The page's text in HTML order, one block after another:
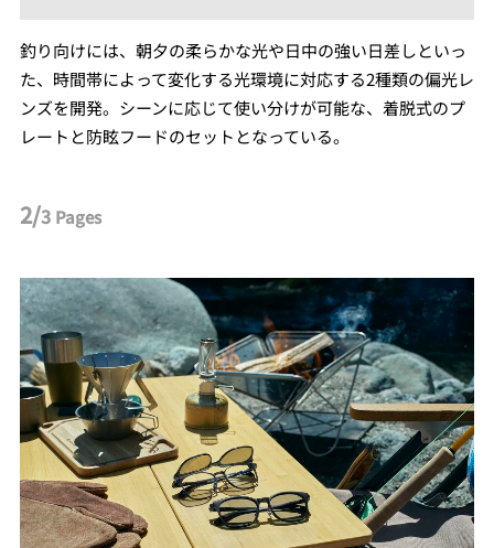
釣り向けには、朝⼣の柔らかな光や⽇中の強い⽇差しといっ
た、時間帯によって変化する光環境に対応する2種類の偏光レ
ンズを開発。シーンに応じて使い分けが可能な、着脱式のプ
レートと防眩フードのセットとなっている。
2/3 Pages